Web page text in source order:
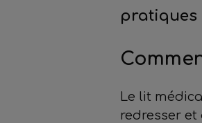
pratiques
Le lit
redresser